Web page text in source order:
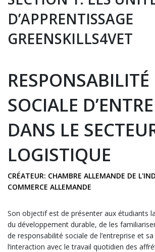
D’APPRENTISSAGE
GREENSKILLS4VET
RESPONSABILITÉ
SOCIALE
DANS LE
LOGISTIQUE
CRÉATEUR: CHAMBRE ALLEMANDE DE
COMMERCE ALLEMANDE
Son objectif est de présenter aux étudiants
du développement durable, de les
de responsabilité sociale de l’entreprise et
l’interaction avec le travail quotidien des